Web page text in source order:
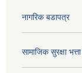
नागरिक बडापत्र
सामाजिक सुरक्षा